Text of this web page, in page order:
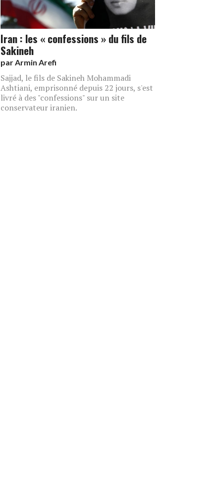
Iran : les « confessions » du fils de
Sakineh
par Armin Arefi
Sajjad, le fils de Sakineh Mohammadi
Ashtiani, emprisonné depuis 22 jours, s'est
livré à des "confessions" sur un site
conservateur iranien.